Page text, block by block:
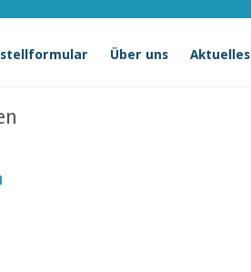
Über uns Aktuelles